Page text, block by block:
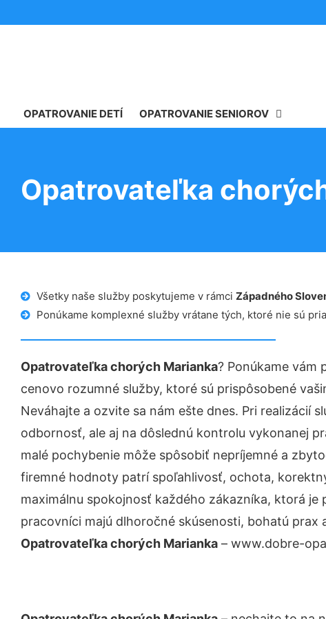
OPATROVANIE DETÍ OPATROVANIE SENIOROV
Opatrovateľka
Všetky naše služby poskytujeme v rámci Západného
Ponúkame komplexné služby vrátane tých, ktoré nie sú
Opatrovateľka chorých Marianka? Ponúkame vám
cenovo rozumné služby, ktoré sú prispôsobené
Neváhajte a ozvite sa nám ešte dnes. Pri realizácií
odbornosť, ale aj na dôslednú kontrolu vykonanej
malé pochybenie môže spôsobiť nepríjemné a
firemné hodnoty patrí spoľahlivosť, ochota,
maximálnu spokojnosť každého zákazníka, ktorá je
pracovníci majú dlhoročné skúsenosti, bohatú prax
Opatrovateľka chorých Marianka – www.dobre-